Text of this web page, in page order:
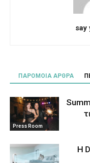
say
ΠΑΡΟΜΟΙΑ ΑΡΘΡΑ
Press Room
Η